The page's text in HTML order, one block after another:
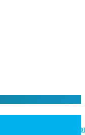
med